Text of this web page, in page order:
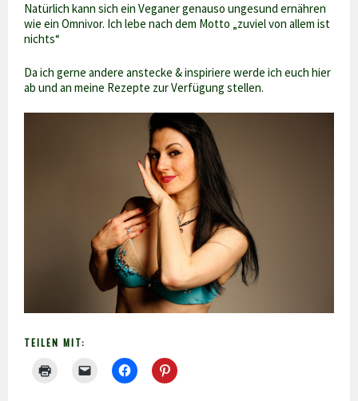
Natürlich kann sich ein Veganer genauso ungesund ernähren
wie ein Omnivor. Ich lebe nach dem Motto „zuviel von allem ist
nichts“
Da ich gerne andere anstecke & inspiriere werde ich euch hier
ab und an meine Rezepte zur Verfügung stellen.
TEILEN MIT: